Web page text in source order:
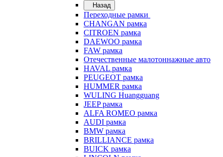
Назад
Переходные рамки
CHANGAN рамка
CITROEN рамка
DAEWOO рамка
FAW рамка
Отечественные малотоннажные авто
HAVAL рамка
PEUGEOT рамка
HUMMER рамка
WULING Huangguang
JEEP рамка
ALFA ROMEO рамка
AUDI рамка
BMW рамка
BRILLIANCE рамка
BUICK рамка